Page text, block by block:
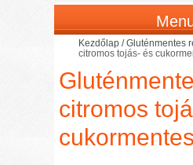
Kezdőlap /Gluténmentes
citromos tojás- és
citromos